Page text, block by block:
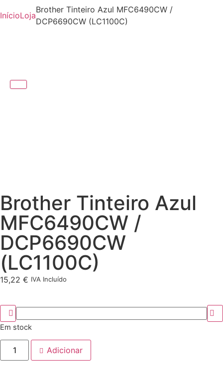
InícioLoja
Brother Tinteiro Azul MFC6490CW /
DCP6690CW (LC1100C)
Brother Tinteiro Azul
MFC6490CW /
DCP6690CW
(LC1100C)
15,22 € IVA Incluído
Em stock
Adicionar